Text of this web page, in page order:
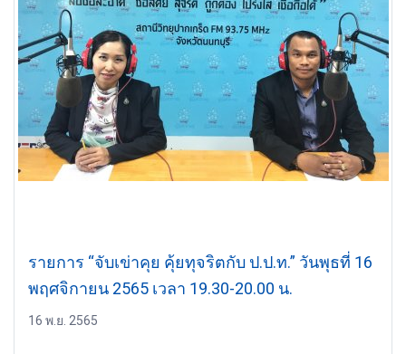
รายการ “จับเข่าคุย คุ้ยทุจริตกับ ป.ป.ท.” วันพุธที่ 16
พฤศจิกายน 2565 เวลา 19.30-20.00 น.
16 พ.ย. 2565